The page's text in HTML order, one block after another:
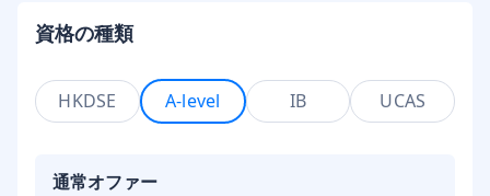
資格の種類
HKDSE A-level IB UCAS
通常オファー